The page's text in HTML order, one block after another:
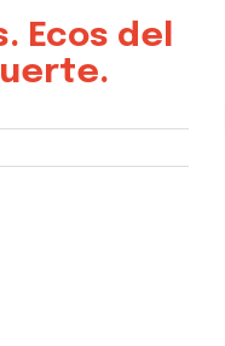
Ecos del